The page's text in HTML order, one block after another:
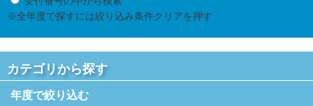
※全年度で探すには絞り込み条件クリアを押す
カテゴリから探す
年度で絞り込む